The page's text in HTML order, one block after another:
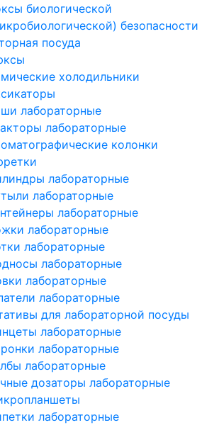
биологической
безопасности
посуда
холодильники
лабораторные
лабораторные
колонки
лабораторные
лабораторные
лабораторные
лабораторные
лабораторные
лабораторные
лабораторные
лабораторные
для лабораторной посуды
лабораторные
лабораторные
лабораторные
дозаторы лабораторные
лабораторные